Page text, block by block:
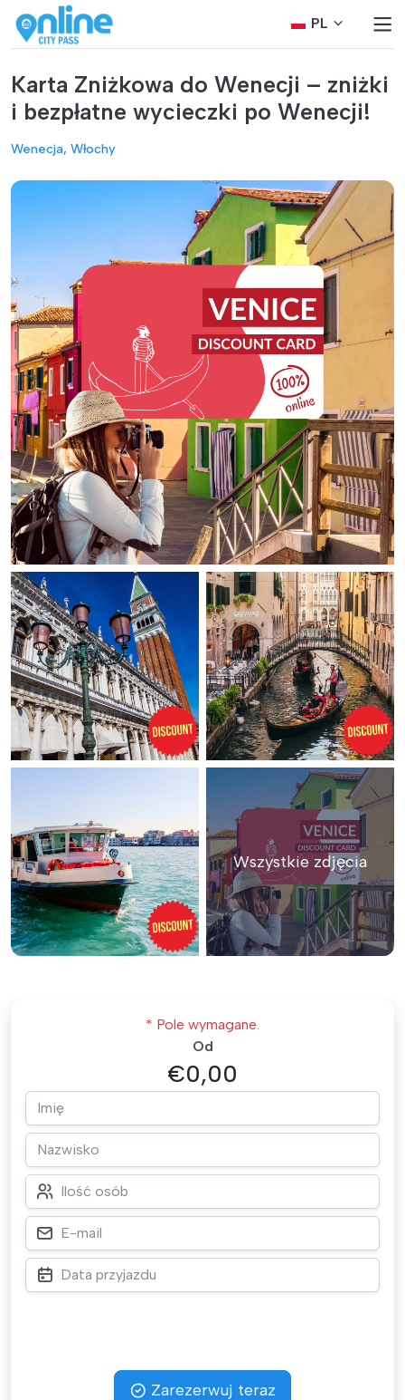
PL
Karta Zniżkowa do Wenecji – zniżki
i bezpłatne wycieczki po Wenecji!
Wenecja, Włochy
Wszystkie zdjęcia
* Pole wymagane.
Od
€0,00
Zarezerwuj teraz